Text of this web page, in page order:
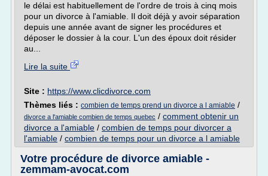
le délai est habituellement de l'ordre de trois à cinq mois
pour un divorce à l'amiable. Il doit déjà y avoir séparation
depuis une année avant de signer les procédures et
déposer le dossier à la cour. L'un des époux doit résider
au...
Lire la suite
Site : https://www.clicdivorce.com
Thèmes liés : combien de temps prend un divorce a l amiable /
divorce a l'amiable combien de temps quebec / comment obtenir un
divorce a l'amiable / combien de temps pour divorcer a
l'amiable / combien de temps pour un divorce a l amiable
Votre procédure de divorce amiable -
zemmam-avocat.com